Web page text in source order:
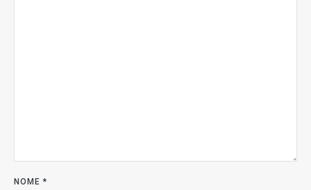
NOME*